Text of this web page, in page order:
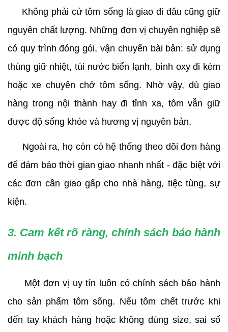
Không phải cứ tôm sống là giao đi đâu cũng giữ
nguyên chất lượng. Những đơn vị chuyên nghiệp sẽ
có quy trình đóng gói, vận chuyển bài bản: sử dụng
thùng giữ nhiệt, túi nước biển lạnh, bình oxy đi kèm
hoặc xe chuyên chở tôm sống. Nhờ vậy, dù giao
hàng trong nội thành hay đi tỉnh xa, tôm vẫn giữ
được độ sống khỏe và hương vị nguyên bản.
Ngoài ra, họ còn có hệ thống theo dõi đơn hàng
để đảm bảo thời gian giao nhanh nhất - đặc biệt với
các đơn cần giao gấp cho nhà hàng, tiệc tùng, sự
kiện.
3. Cam kết rõ ràng, chính sách bảo hành
minh bạch
Một đơn vị uy tín luôn có chính sách bảo hành
cho sản phẩm tôm sống. Nếu tôm chết trước khi
đến tay khách hàng hoặc không đúng size, sai số